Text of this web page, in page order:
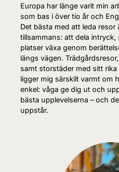
Europa har länge varit min
som bas i över tio år och
Det bästa med att leda
tillsammans: att dela
platser växa genom
längs vägen.
samt storstäder med sitt
ligger mig särskilt varmt om
enkel: våga ge dig ut och
bästa upplevelserna – och
uppstår.